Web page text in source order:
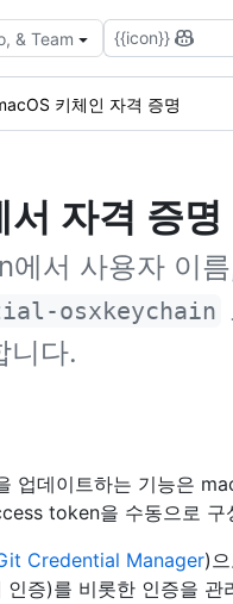
& Team {{icon}}
키체인 자격 증명
자격 증
서 사용자 이
osxkeychain
니다.
업데이트하는 기능은
token을 수동으로 구
Credential Manager)
증)를 비롯한 인증을 관